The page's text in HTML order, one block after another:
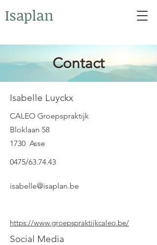
Isaplan
Contact
Isabelle Luyckx
CALEO Groepspraktijk
Bloklaan 58
1730 Asse
0475/63.74.43
isabelle@isaplan.be
https://www.groepspraktijkcaleo.be/
Social Media